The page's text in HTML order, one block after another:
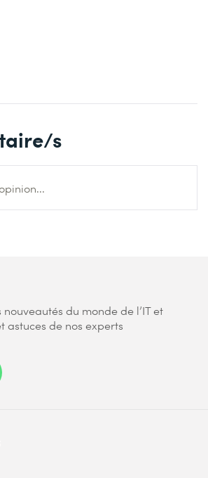
s
du monde de l’IT et
astuces de nos experts